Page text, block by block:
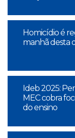
Homicídio é
manhã desta
Ideb 2025:
MEC cobra
do ensino